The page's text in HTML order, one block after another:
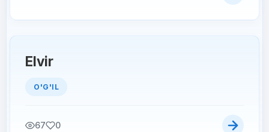
Elvir
O'G'IL
67 0